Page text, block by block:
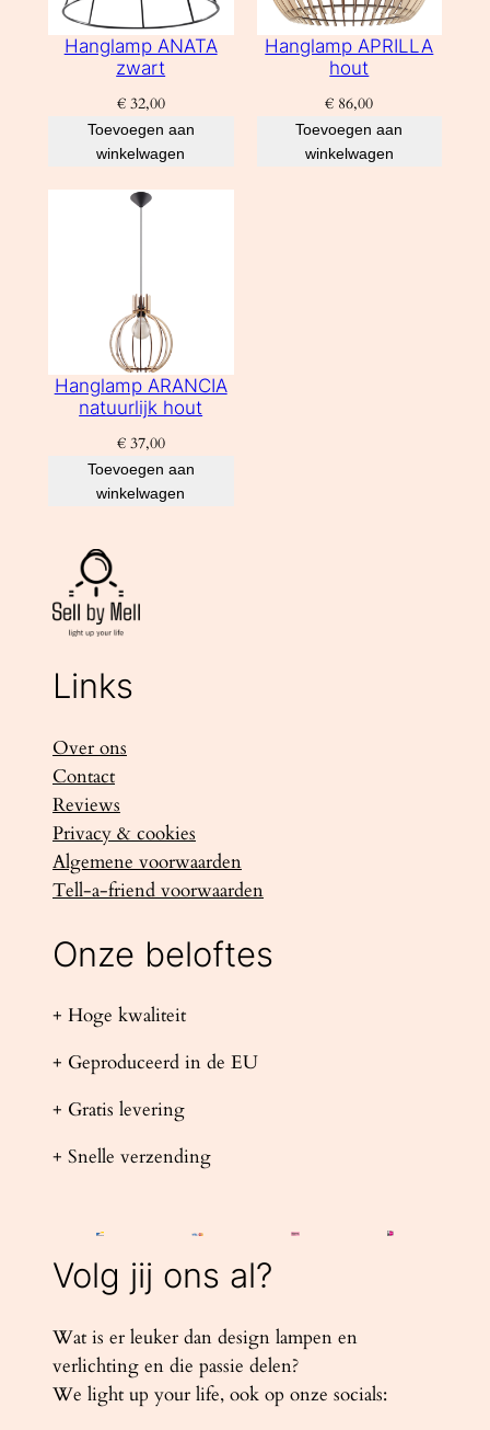
Hanglamp ANATA
zwart
€32,00
Toevoegen aan
winkelwagen
Hanglamp APRILLA
hout
€ 86,00
Toevoegen aan
winkelwagen
Hanglamp ARANCIA
natuurlijk hout
€37,00
Toevoegen aan
winkelwagen
Links
Over ons
Contact
Reviews
Privacy & cookies
Algemene voorwaarden
Tell-a-friend voorwaarden
Onze beloftes
+ Hoge kwaliteit
+ Geproduceerd in de EU
+ Gratis levering
+ Snelle verzending
Volg jij ons al?
Wat is er leuker dan design lampen en
verlichting en die passie delen?
We light up your life, ook op onze socials: